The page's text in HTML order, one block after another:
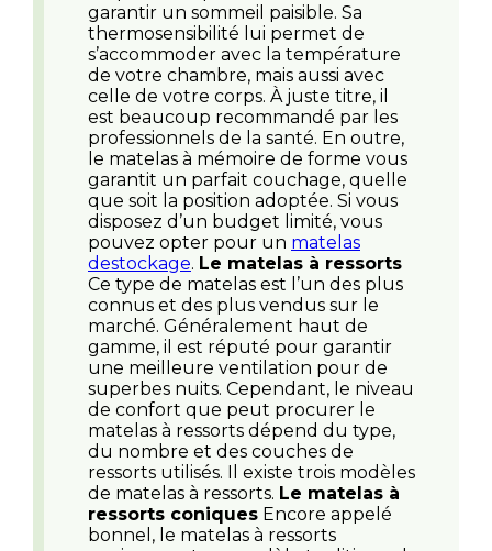
garantir un sommeil paisible. Sa
thermosensibilité lui permet de
s’accommoder avec la température
de votre chambre, mais aussi avec
celle de votre corps. À juste titre, il
est beaucoup recommandé par les
professionnels de la santé. En outre,
le matelas à mémoire de forme vous
garantit un parfait couchage, quelle
que soit la position adoptée. Si vous
disposez d’un budget limité, vous
pouvez opter pour un matelas
destockage. Le matelas à ressorts
Ce type de matelas est l’un des plus
connus et des plus vendus sur le
marché. Généralement haut de
gamme, il est réputé pour garantir
une meilleure ventilation pour de
superbes nuits. Cependant, le niveau
de confort que peut procurer le
matelas à ressorts dépend du type,
du nombre et des couches de
ressorts utilisés. Il existe trois modèles
de matelas à ressorts. Le matelas à
ressorts coniques Encore appelé
bonnel, le matelas à ressorts